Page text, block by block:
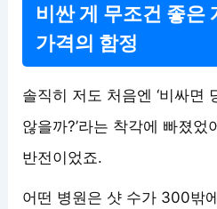
비싼 게 무조건 좋은
가격의 함정
솔직히 저도 처음엔 ‘비싸면
않을까?’라는 착각에 빠졌었
반전이었죠.
어떤 병원은 샷 수가 300밖